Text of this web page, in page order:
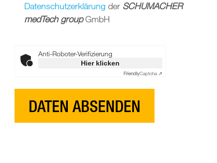
Datenschutzerklärung der SCHUMACHER
medTech groupGmbH
Anti-Roboter-Verifizierung
Hier klicken
FriendlyCaptcha ⇗